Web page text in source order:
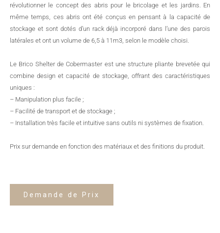
révolutionner le concept des abris pour le bricolage et les jardins. En
même temps, ces abris ont été conçus en pensant à la capacité de
stockage et sont dotés d’un rack déjà incorporé dans l’une des parois
latérales et ont un volume de 6,5 à 11m3, selon le modèle choisi.
Le Brico Shelter de Cobermaster est une structure pliante brevetée qui
combine design et capacité de stockage, offrant des caractéristiques
uniques :
– Manipulation plus facile ;
– Facilité de transport et de stockage ;
– Installation très facile et intuitive sans outils ni systèmes de fixation.
Prix sur demande en fonction des matériaux et des finitions du produit.
Demande de Prix